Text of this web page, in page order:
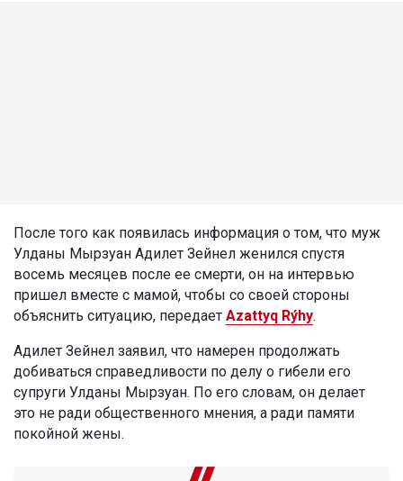
После того как появилась информация о том, что муж
Улданы Мырзуан Адилет Зейнел женился спустя
восемь месяцев после ее смерти, он на интервью
пришел вместе с мамой, чтобы со своей стороны
объяснить ситуацию, передает Azattyq Rýhy.
Адилет Зейнел заявил, что намерен продолжать
добиваться справедливости по делу о гибели его
супруги Улданы Мырзуан. По его словам, он делает
это не ради общественного мнения, а ради памяти
покойной жены.